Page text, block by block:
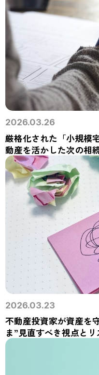
2026.03.26
厳格化された「小規模
動産を活かした次の相
2026.03.23
不動産投資家が資産を
ま”見直すべき視点と